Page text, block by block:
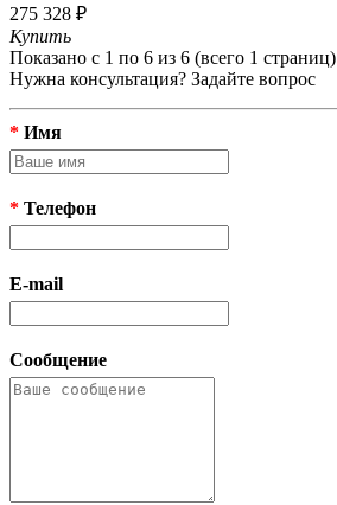
275 328 ₽
Купить
Показано с 1 по 6 из 6 (всего 1 страниц)
Нужна консультация? Задайте вопрос
* Имя
* Телефон
E-mail
Сообщение